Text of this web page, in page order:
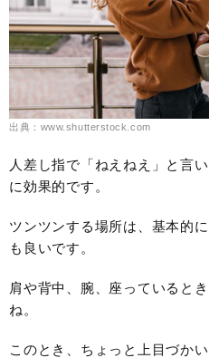
出典：www.shutterstock.com
人差し指で「ねえねえ」と言
に効果的です。
ツンツンする場所は、基本的
も良いです。
肩や背中、腕、座っていると
ね。
このとき、ちょっと上目づか